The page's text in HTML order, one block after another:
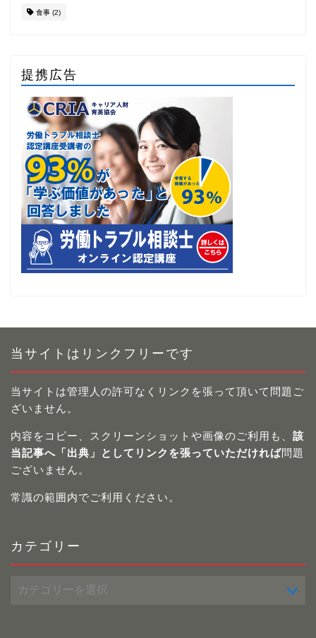
食事 (2)
提携広告
当サイトはリンクフリーです
当サイトは管理人の許可なくリンクを張って頂いて問題ご
ざいません。
内容をコピー、スクリーンショットや画像のご利用も、 該
当記事へ「出典」としてリンクを張っていただければ問題
ございません。
常識の範囲内でご利用ください。
カテゴリー
テ